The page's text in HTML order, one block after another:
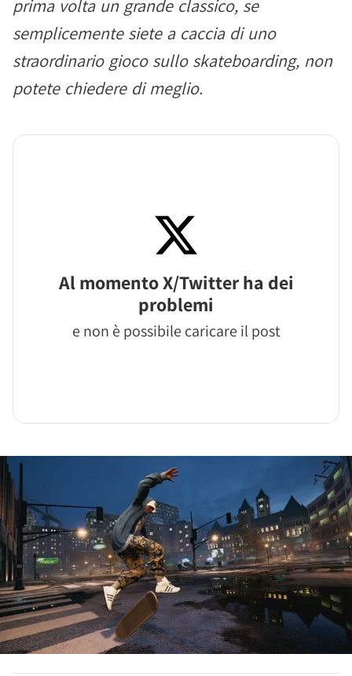
prima volta un grande classico, se
semplicemente siete a caccia di uno
straordinario gioco sullo skateboarding, non
potete chiedere di meglio.
Al momento X/Twitter ha dei
problemi
e non è possibile caricare il post